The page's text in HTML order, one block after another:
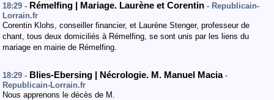
18:29 - Rémelfing | Mariage. Laurène et Corentin - Republicain-
Lorrain.fr
Corentin Klohs, conseiller financier, et Laurène Stenger, professeur de
chant, tous deux domiciliés à Rémelfing, se sont unis par les liens du
mariage en mairie de Rémelfing.
18:29 - Blies-Ebersing | Nécrologie. M. Manuel Macia -
Republicain-Lorrain.fr
Nous apprenons le décès de M.